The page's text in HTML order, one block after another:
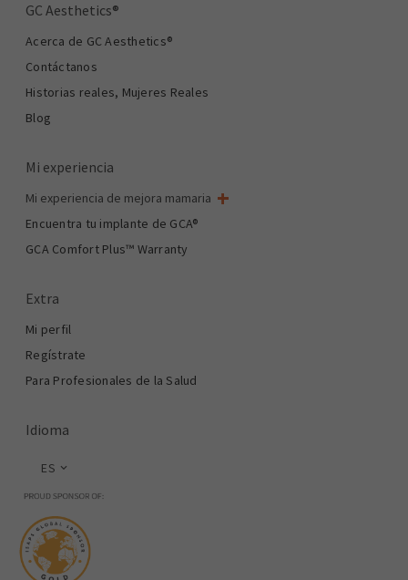
GC Aesthetics®
Acerca de GC Aesthetics®
Contáctanos
Historias reales, Mujeres Reales
Blog
Mi experiencia
Mi experiencia de mejora mamaria
Mi cirugía de mama
Cirugía estética mamaria
Total Breast Reconstruction™
Encuentra tu implante de GCA®
GCA Comfort Plus™ Warranty
Extra
Mi perfil
Regístrate
Para Profesionales de la Salud
Idioma
ES